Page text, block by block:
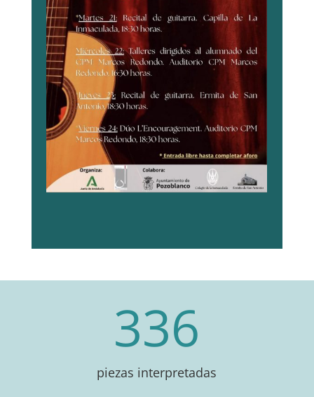
336
piezas interpretadas